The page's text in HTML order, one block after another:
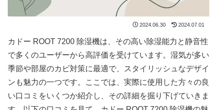
2024.06.30 2024.07.01
カドー ROOT 7200 除湿機は、その高い除湿能力と静音性
で多くのユーザーから高評価を受けています。湿気が多い
季節や部屋のカビ対策に最適で、スタイリッシュなデザイ
ンも魅力の一つです。ここでは、実際に使用した方々の良
い口コミをいくつか紹介し、その詳細を掘り下げていきま